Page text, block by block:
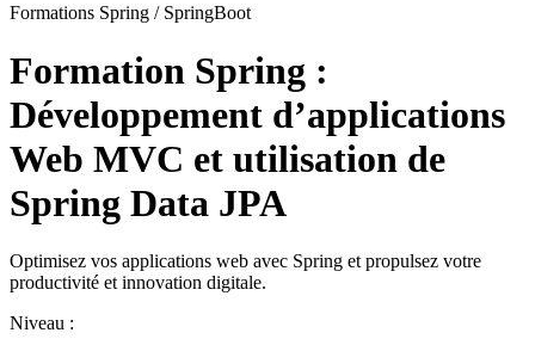
Formations Spring / SpringBoot
Formation Spring :
Développement d’applications
Web MVC et utilisation de
Spring Data JPA
Optimisez vos applications web avec Spring et propulsez votre
productivité et innovation digitale.
Niveau :